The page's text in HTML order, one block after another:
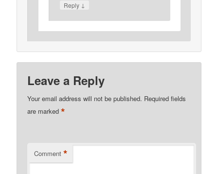
Reply ↓
Leave a Reply
Your email address will not be published. Required fields
are marked*
Comment *